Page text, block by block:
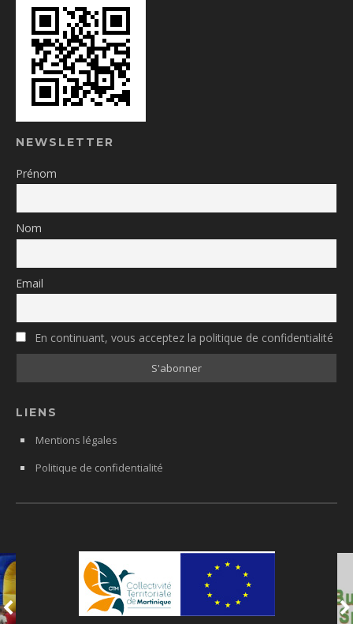
NEWSLETTER
Prénom
Nom
Email
En continuant, vous acceptez la politique de confidentialité
LIENS
Mentions légales
Politique de confidentialité